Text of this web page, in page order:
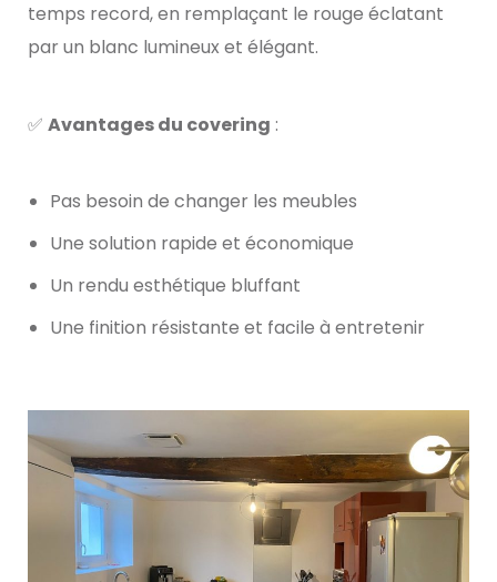
temps record, en remplaçant le rouge éclatant
par un blanc lumineux et élégant.
✅ Avantages du covering :
Pas besoin de changer les meubles
Une solution rapide et économique
Un rendu esthétique bluffant
Une finition résistante et facile à entretenir